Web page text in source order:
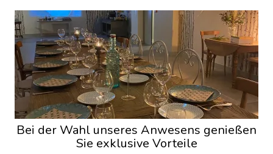
Bei der Wahl unseres Anwesens genießen
Sie exklusive Vorteile